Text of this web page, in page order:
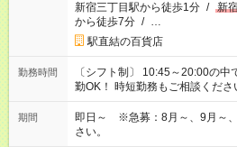
新宿三丁目駅から徒歩1分 / 新
から徒歩7分 / …
駅直結の百貨店
勤務時間
〔シフト制〕 10:45～20:00の中で実働7時間
勤OK！ 時短勤務もご相談くださ
期間
即日～ ※急募：8月～、9月～
さい。